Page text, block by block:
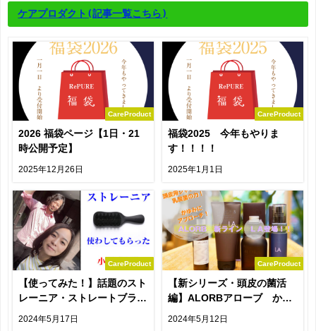
ケアプロダクト (記事一覧こちら)
CareProduct
2026 福袋ページ【1日・21
時公開予定】
2025年12月26日
CareProduct
福袋2025 今年もやりま
す！！！！
2025年1月1日
CareProduct
【使ってみた！】話題のスト
レーニア・ストレートブラシ
を貸してもらいました
2024年5月17日
CareProduct
【新シリーズ・頭皮の菌活
編】ALORBアローブ かゆ
み対策の乳酸菌・シャンプ
2024年5月12日